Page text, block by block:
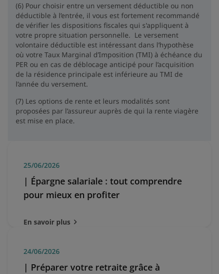
(6) Pour choisir entre un versement déductible ou non
déductible à l’entrée, il vous est fortement recommandé
de vérifier les dispositions fiscales qui s'appliquent à
votre propre situation personnelle. Le versement
volontaire déductible est intéressant dans l’hypothèse
où votre Taux Marginal d’Imposition (TMI) à échéance du
PER ou en cas de déblocage anticipé pour l’acquisition
de la résidence principale est inférieure au TMI de
l’année du versement.
(7) Les options de rente et leurs modalités sont
proposées par l’assureur auprès de qui la rente viagère
est mise en place.
25/06/2026
| Épargne salariale : tout comprendre
pour mieux en profiter
En savoir plus
24/06/2026
| Préparer votre retraite grâce à